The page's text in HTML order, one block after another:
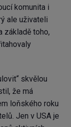
komunita i
ale uživateli
základě toho,
skvělou
že má
loňského roku
Jen v USA je